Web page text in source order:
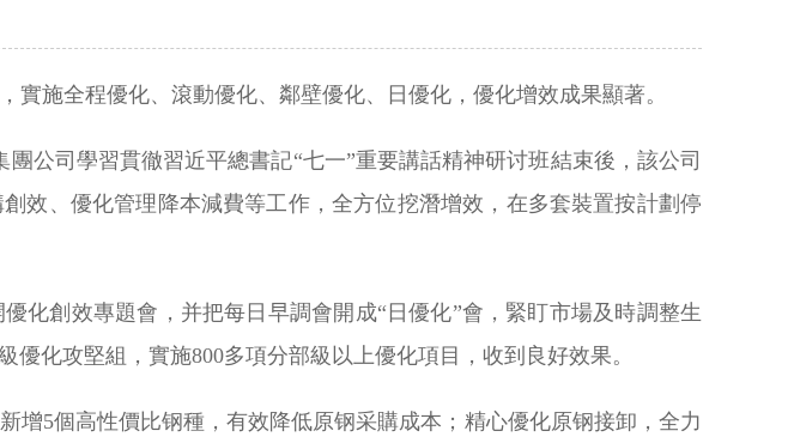
施全程優化、滾動優化、鄰壁優化、日優化，優化增效成果顯著。
公司學習貫徹習近平總書記“七一”重要講話精神研讨班結束後，該公司
效、優化管理降本減費等工作，全方位挖潛增效，在多套裝置按計劃停
化創效專題會，并把每日早調會開成“日優化”會，緊盯市場及時調整生
化攻堅組，實施800多項分部級以上優化項目，收到良好效果。
5個高性價比钢種，有效降低原钢采購成本；精心優化原钢接卸，全力